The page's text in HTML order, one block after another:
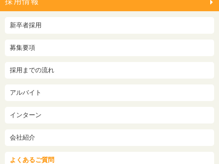
新卒者採用
募集要項
採用までの流れ
アルバイト
インターン
会社紹介
よくあるご質問